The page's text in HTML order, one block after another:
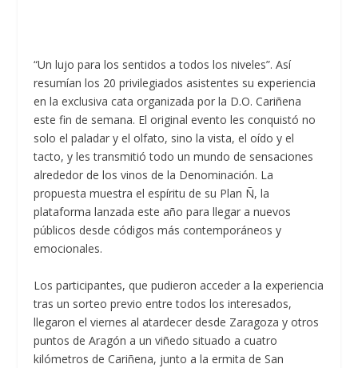
“Un lujo para los sentidos a todos los niveles”. Así
resumían los 20 privilegiados asistentes su experiencia
en la exclusiva cata organizada por la D.O. Cariñena
este fin de semana. El original evento les conquistó no
solo el paladar y el olfato, sino la vista, el oído y el
tacto, y les transmitió todo un mundo de sensaciones
alrededor de los vinos de la Denominación. La
propuesta muestra el espíritu de su Plan Ñ, la
plataforma lanzada este año para llegar a nuevos
públicos desde códigos más contemporáneos y
emocionales.
Los participantes, que pudieron acceder a la experiencia
tras un sorteo previo entre todos los interesados,
llegaron el viernes al atardecer desde Zaragoza y otros
puntos de Aragón a un viñedo situado a cuatro
kilómetros de Cariñena, junto a la ermita de San